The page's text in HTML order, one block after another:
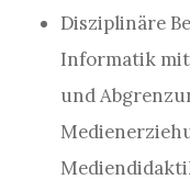
Disziplinäre
Informatik mit
und